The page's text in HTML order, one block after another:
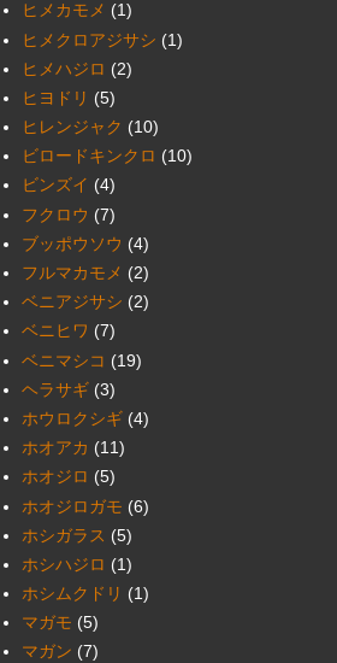
ヒメカモメ (1)
ヒメクロアジサシ (1)
ヒメハジロ (2)
ヒヨドリ (5)
ヒレンジャク (10)
ビロードキンクロ (10)
ビンズイ (4)
フクロウ (7)
ブッポウソウ (4)
フルマカモメ (2)
ベニアジサシ (2)
ベニヒワ (7)
ベニマシコ (19)
ヘラサギ (3)
ホウロクシギ (4)
ホオアカ (11)
ホオジロ (5)
ホオジロガモ (6)
ホシガラス (5)
ホシハジロ (1)
ホシムクドリ (1)
マガモ (5)
マガン (7)